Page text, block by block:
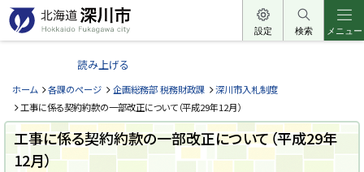
本
文
へ
ー
北
道
深
川
市
H
設定 検索 メニュー
読み上げる
ホーム 各課のページ 企画総務部 税務財政課
深川市入札制度
工事に係る契約約款の一部改正について（平成29年12月）
工事に係る契約約款の一部改正について（平成29年
12月）